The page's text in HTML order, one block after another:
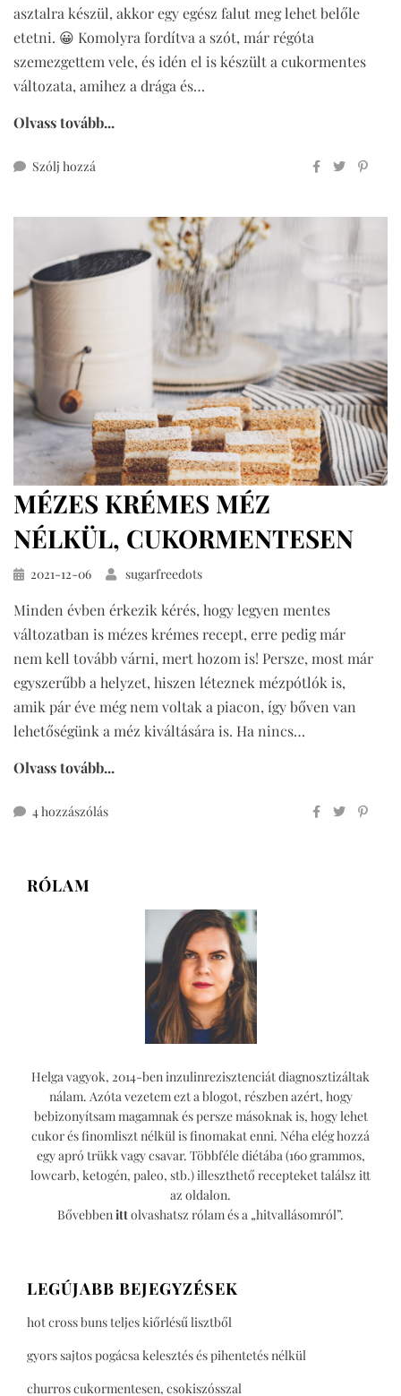
asztalra készül, akkor egy egész falut meg lehet belőle
etetni. 😀 Komolyra fordítva a szót, már régóta
szemezgettem vele, és idén el is készült a cukormentes
változata, amihez a drága és…
Olvass tovább...
Szólj hozzá
MÉZES KRÉMES MÉZ
NÉLKÜL, CUKORMENTESEN
Közzétéve
2021-12-06 sugarfreedots
Minden évben érkezik kérés, hogy legyen mentes
változatban is mézes krémes recept, erre pedig már
nem kell tovább várni, mert hozom is! Persze, most már
egyszerűbb a helyzet, hiszen léteznek mézpótlók is,
amik pár éve még nem voltak a piacon, így bőven van
lehetőségünk a méz kiváltására is. Ha nincs…
Olvass tovább...
4 hozzászólásmézes
bejegyzéshez
RÓLAM
Helga vagyok, 2014-ben inzulinrezisztenciát diagnosztizáltak
nálam. Azóta vezetem ezt a blogot, részben azért, hogy
bebizonyítsam magamnak és persze másoknak is, hogy lehet
cukor és finomliszt nélkül is finomakat enni. Néha elég hozzá
egy apró trükk vagy csavar. Többféle diétába (160 grammos,
lowcarb, ketogén, paleo, stb.) illeszthető recepteket találsz itt
az oldalon.
Bővebben ittolvashatsz rólam és a „hitvallásomról”.
LEGÚJABB BEJEGYZÉSEK
hot cross buns teljes kiőrlésű lisztből
gyors sajtos pogácsa kelesztés és pihentetés nélkül
churros cukormentesen, csokiszósszal